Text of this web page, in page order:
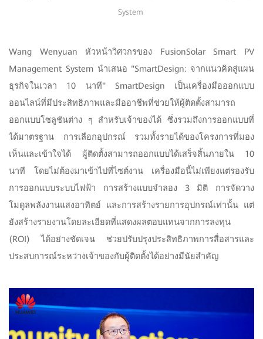
System
Wang Wenyuan หัวหน้าวิศวกรของ FusionSolar Smart PV
Management System นำเสนอ "SmartDesign: จากแนวคิดสู่แผน
ธุรกิจในเวลา 10 นาที" SmartDesign เป็นเครื่องมือออกแบบ
ออนไลน์ที่มีประสิทธิภาพและมืออาชีพที่ช่วยให้ผู้ติดตั้งสามารถ
ออกแบบโซลูชันต่าง ๆ สำหรับเจ้าของได้ ซึ่งรวมถึงการออกแบบที่
ได้มาตรฐาน การเลือกอุปกรณ์ รวมทั้งรายได้ของโครงการที่มอง
เห็นและเข้าใจได้ ผู้ติดตั้งสามารถออกแบบได้เสร็จสิ้นภายใน 10
นาที โดยไม่ต้องมาเข้าไปที่ไซต์งาน เครื่องมือนี้ไม่เพียงแต่รองรับ
การออกแบบระบบไฟฟ้า การสร้างแบบจำลอง 3 มิติ การจัดวาง
โมดูลพลังงานแสงอาทิตย์ และการสร้างรายการอุปกรณ์เท่านั้น แต่
ยังสร้างรายงานโดยละเอียดที่แสดงผลตอบแทนจากการลงทุน
(ROI) ได้อย่างชัดเจน ช่วยปรับปรุงประสิทธิภาพการสื่อสารและ
ประสบการณ์ระหว่างเจ้าของกับผู้ติดตั้งได้อย่างมีนัยสำคัญ